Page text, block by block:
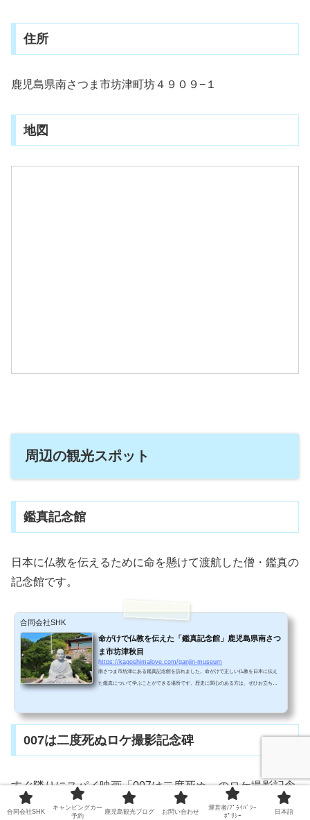
住所
鹿児島県南さつま市坊津町坊４９０９−１
地図
周辺の観光スポット
鑑真記念館
日本に仏教を伝えるために命を懸けて渡航した僧・鑑真の
記念館です。
合同会社SHK
命がけで仏教を伝えた「鑑真記念館」鹿児島県南さつ
ま市坊津秋目
https://kagoshimalove.com/ganjin-museum
南さつま市坊津にある鑑真記念館を訪れました。命がけで正しい仏教を日本に伝え
た鑑真について学ぶことができる場所です。歴史に関心のある方は、ぜひお立ち寄
で、仏教を広めてしまう人もいました。&...
007は二度死ぬロケ撮影記念碑
すぐ隣りにスパイ映画「007は二度死ぬ」のロケ撮影記念
碑があります。
合同会社SHK
キャンピングカー
予約
鹿児島観光ブログ お問い合わせ
運営者/ﾌﾟﾗｲﾊﾞｼｰ
ﾎﾟﾘｼｰ
日本語